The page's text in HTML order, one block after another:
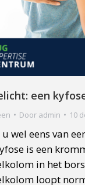
een
Door admin 10
wel eens van
is een
in het
loopt